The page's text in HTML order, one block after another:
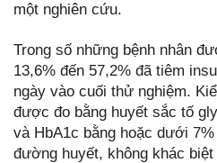
một nghiên cứu.
Trong số những bệnh nhân
13,6% đến 57,2% đã tiêm
ngày vào cuối thử nghiệm.
được đo bằng huyết sắc tố
và HbA1c bằng hoặc dưới
đường huyết, không khác